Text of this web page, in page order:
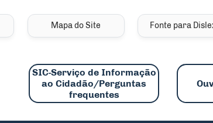
de
Mapa do Site Fonte para
SIC-Serviço de Informação
ao Cidadão/Perguntas
frequentes